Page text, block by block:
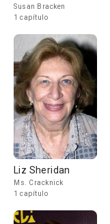
Susan Bracken
1 capítulo
Liz Sheridan
Ms. Cracknick
1 capítulo